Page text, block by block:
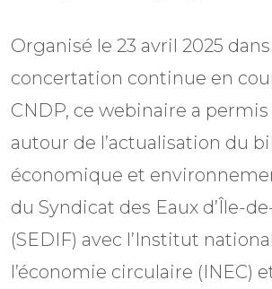
Organisé le 23 avril 2025
concertation continue en
CNDP, ce webinaire a permis
autour de l’actualisation du
économique et
du Syndicat des Eaux d’Île-
(SEDIF) avec l’Institut
l’économie circulaire (INEC)